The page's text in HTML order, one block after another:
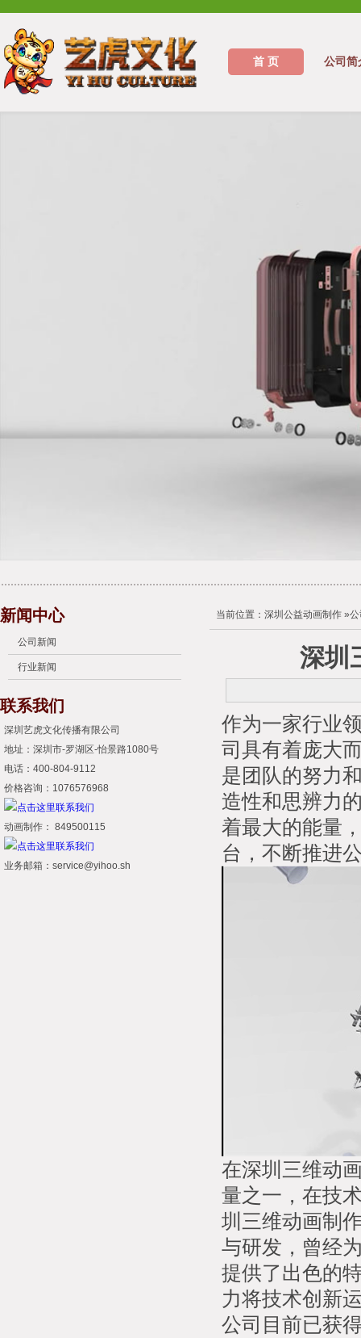
首 页 公司简
新闻中心
公司新闻
行业新闻
联系我们
深圳艺虎文化传播有限公司
地址：深圳市-罗湖区-怡景路1080号
电话：400-804-9112
价格咨询：1076576968
动画制作： 849500115
业务邮箱：service@yihoo.sh
当前位置： 深圳公益动画制作 »
深圳
作为一家行业
司具有着庞大
是团队的努力
造性和思辨力
着最大的能量
台，不断推进
在深圳三维动
量之一，在技
圳三维动画制
与研发，曾经
提供了出色的
力将技术创新
公司目前已获